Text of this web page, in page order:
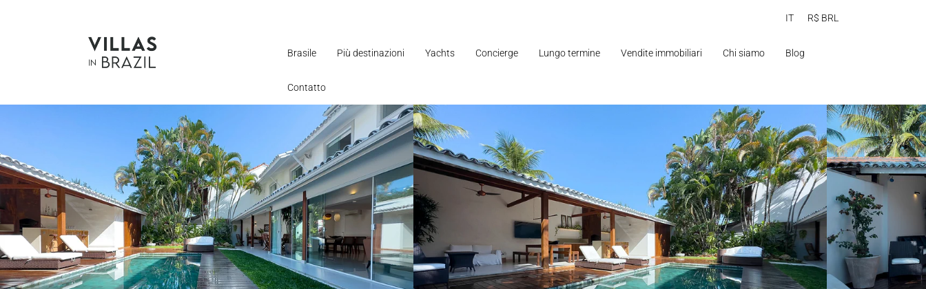
IT R$ BRL
Brasile Più destinazioni Yachts Concierge Lungo termine Vendite immobiliari Chi siamo Blog
Contatto